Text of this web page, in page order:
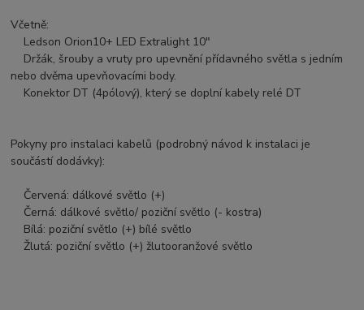
Včetně:
Ledson Orion10+ LED Extralight 10"
Držák, šrouby a vruty pro upevnění přídavného světla s jedním
nebo dvěma upevňovacími body.
Konektor DT (4pólový), který se doplní kabely relé DT
Pokyny pro instalaci kabelů (podrobný návod k instalaci je
součástí dodávky):
Červená: dálkové světlo (+)
Černá: dálkové světlo/ poziční světlo (- kostra)
Bílá: poziční světlo (+) bílé světlo
Žlutá: poziční světlo (+) žlutooranžové světlo